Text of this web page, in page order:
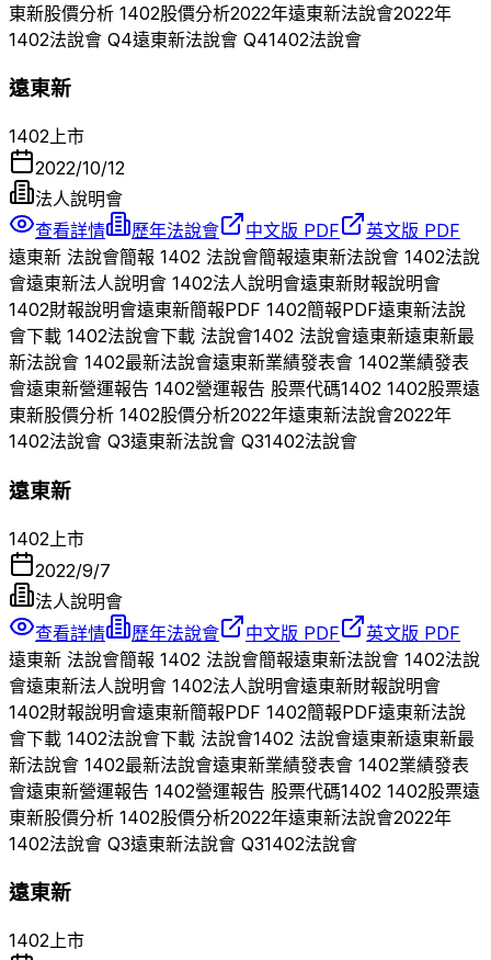
東新股價分析 1402股價分析2022年遠東新法說會2022年
1402法說會 Q4遠東新法說會 Q41402法說會
遠東新
1402上市
2022/10/12
法人說明會
查看詳情
歷年法說會 中文版 PDF
英文版 PDF
遠東新 法說會簡報 1402 法說會簡報遠東新法說會 1402法說
會遠東新法人說明會 1402法人說明會遠東新財報說明會
1402財報說明會遠東新簡報PDF 1402簡報PDF遠東新法說
會下載 1402法說會下載 法說會1402 法說會遠東新遠東新最
新法說會 1402最新法說會遠東新業績發表會 1402業績發表
會遠東新營運報告 1402營運報告 股票代碼1402 1402股票遠
東新股價分析 1402股價分析2022年遠東新法說會2022年
1402法說會 Q3遠東新法說會 Q31402法說會
遠東新
1402 上市
2022/9/7
法人說明會
查看詳情
歷年法說會 中文版 PDF
英文版 PDF
遠東新 法說會簡報 1402 法說會簡報遠東新法說會 1402法說
會遠東新法人說明會 1402法人說明會遠東新財報說明會
1402財報說明會遠東新簡報PDF 1402簡報PDF遠東新法說
會下載 1402法說會下載 法說會1402 法說會遠東新遠東新最
新法說會 1402最新法說會遠東新業績發表會 1402業績發表
會遠東新營運報告 1402營運報告 股票代碼1402 1402股票遠
東新股價分析 1402股價分析2022年遠東新法說會2022年
1402法說會 Q3遠東新法說會 Q31402法說會
遠東新
1402上市